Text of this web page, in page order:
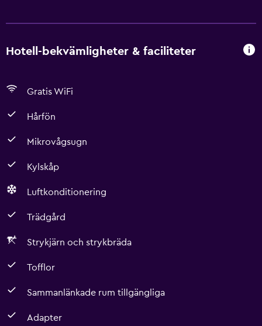
Hotell-bekvämligheter & faciliteter
Gratis WiFi
Hårfön
Mikrovågsugn
Kylskåp
Luftkonditionering
Trädgård
Strykjärn och strykbräda
Tofflor
Sammanlänkade rum tillgängliga
Adapter